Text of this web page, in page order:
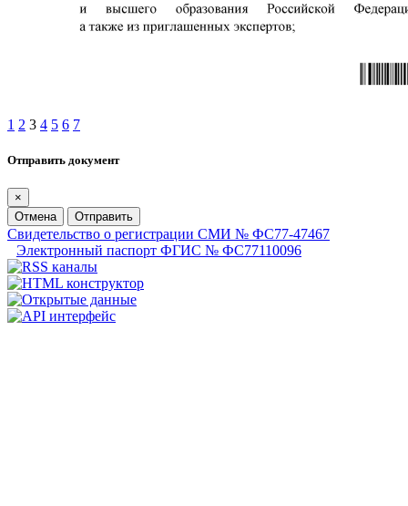
1 2 3 4 5 6 7
Отправить документ
×
Отмена
Отправить
Свидетельство о регистрации СМИ № ФС77-47467
Электронный паспорт ФГИС № ФС77110096